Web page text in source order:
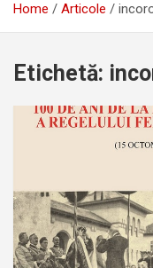
Home Articole
Etichetă: